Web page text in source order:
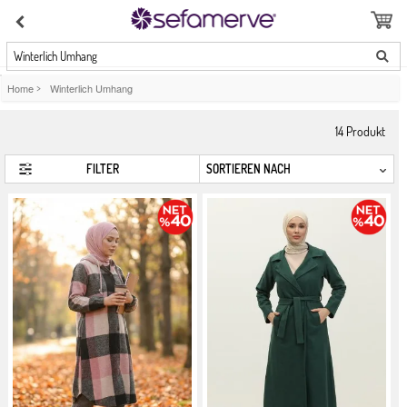
Winterlich Umhang
Home > Winterlich Umhang
14 Produkt
FILTER